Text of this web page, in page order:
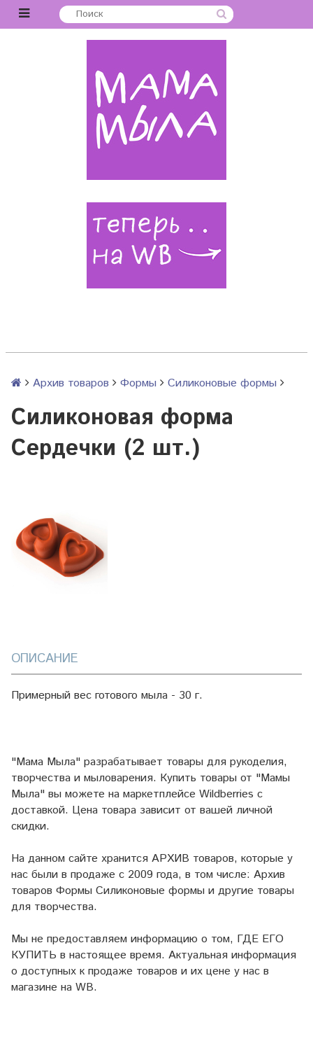
Архив товаров Формы Силиконовые формы
Силиконовая форма
Сердечки (2 шт.)
ОПИСАНИЕ
Примерный вес готового мыла - 30 г.
"Мама Мыла" разрабатывает товары для рукоделия,
творчества и мыловарения. Купить товары от "Мамы
Мыла" вы можете на маркетплейсе Wildberries с
доставкой. Цена товара зависит от вашей личной
скидки.
На данном сайте хранится АРХИВ товаров, которые у
нас были в продаже с 2009 года, в том числе: Архив
товаров Формы Силиконовые формы и другие товары
для творчества.
Мы не предоставляем информацию о том, ГДЕ ЕГО
КУПИТЬ в настоящее время. Актуальная информация
о доступных к продаже товаров и их цене у нас в
магазине на WB.